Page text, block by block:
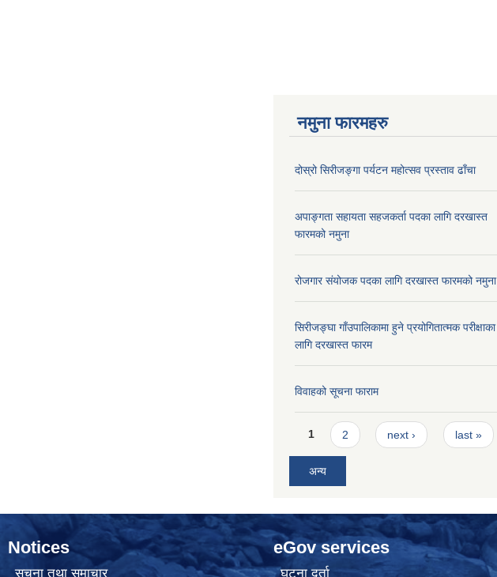
नमुना फारमहरु
दोस्रो सिरीजङ्गा पर्यटन महोत्सव प्रस्ताव ढाँचा
अपाङ्गता सहायता सहजकर्ता पदका लागि दरखास्त
फारमको नमुना
रोजगार संयोजक पदका लागि दरखास्त फारमको नमुना
सिरीजङ्घा गाँउपालिकामा हुने प्रयोगितात्मक परीक्षाका
लागि दरखास्त फारम
विवाहको सूचना फाराम
Pages
1 2 next › last »
अन्य
Notices
सूचना तथा समाचार
eGov services
घटना दर्ता